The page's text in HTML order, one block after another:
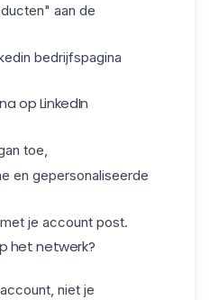
aan de
bedrijfspagina
op LinkedIn
toe,
en gepersonaliseerde
je account post.
het netwerk?
niet je